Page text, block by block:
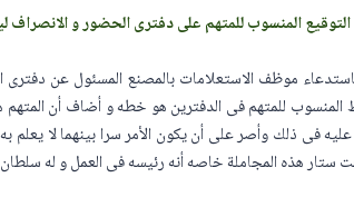
التوقيع المنسوب للمتهم على دفترى الحضور و
موظف الاستعلامات بالمصنع المسئول عن دفترى
المنسوب للمتهم فى الدفترين هو خطه و أضاف أن المتهم
عليه فى ذلك وأصر على أن يكون الأمر سرا بينهما لا
هذه المجاملة خاصه أنه رئيسه فى العمل و له